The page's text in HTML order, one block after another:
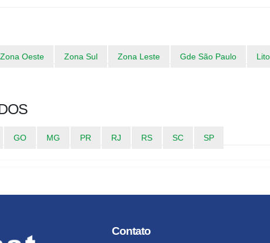
Zona Oeste Zona Sul Zona Leste Gde São Paulo
GO MG PR RJ RS SC SP
Contato